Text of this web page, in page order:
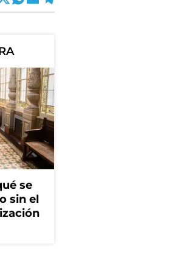
se
sin el